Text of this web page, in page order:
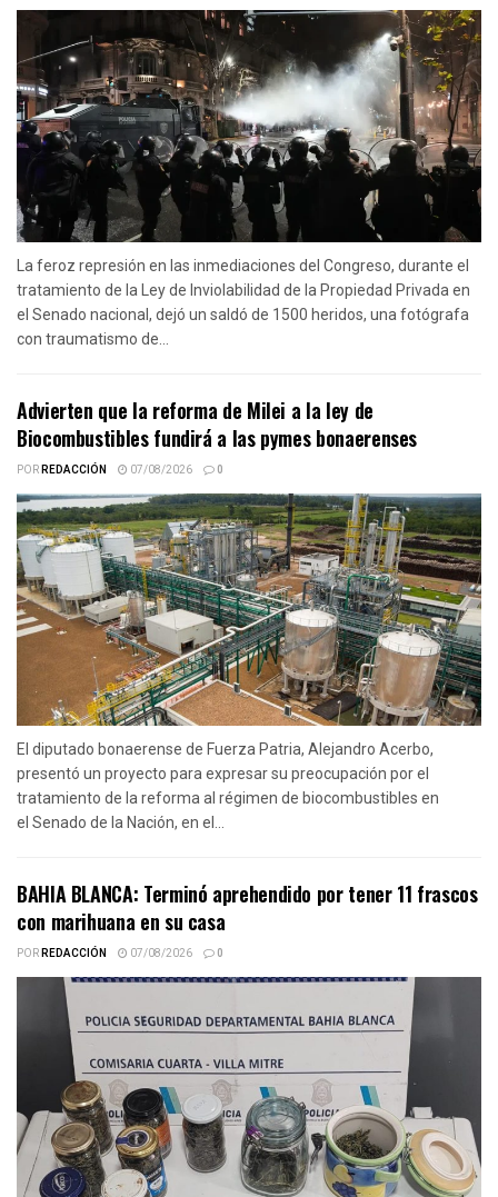
La feroz represión en las inmediaciones del Congreso, durante el
tratamiento de la Ley de Inviolabilidad de la Propiedad Privada en
el Senado nacional, dejó un saldó de 1500 heridos, una fotógrafa
con traumatismo de...
Advierten que la reforma de Milei a la ley de
Biocombustibles fundirá a las pymes bonaerenses
PORREDACCIÓN 07/08/2026 0
El diputado bonaerense de Fuerza Patria, Alejandro Acerbo,
presentó un proyecto para expresar su preocupación por el
tratamiento de la reforma al régimen de biocombustibles en
el Senado de la Nación, en el...
BAHIA BLANCA: Terminó aprehendido por tener 11 frascos
con marihuana en su casa
PORREDACCIÓN 07/08/2026 0